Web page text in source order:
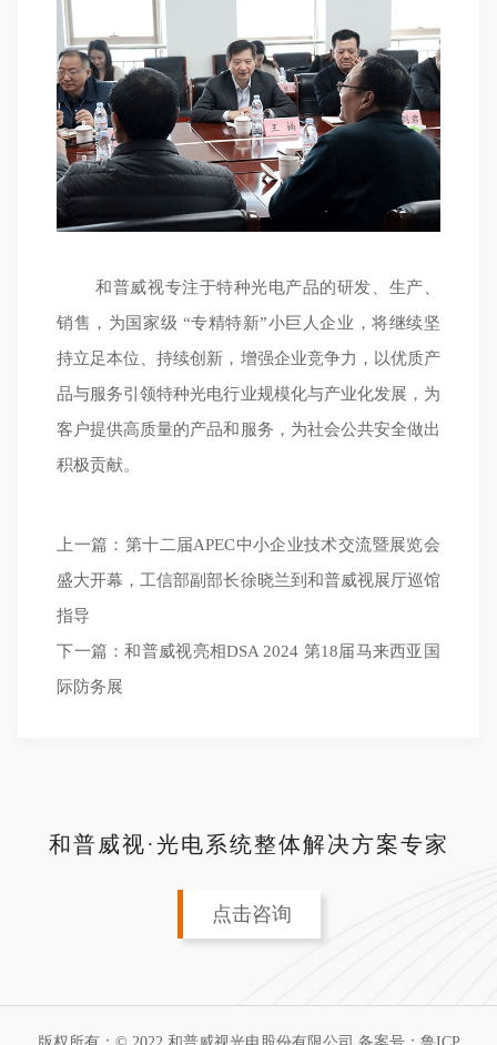
和普威视专注于特种光电产品的研发、生产、
销售，为国家级 “专精特新”小巨人企业，将继续坚
持立足本位、持续创新，增强企业竞争力，以优质产
品与服务引领特种光电行业规模化与产业化发展，为
客户提供高质量的产品和服务，为社会公共安全做出
积极贡献。
上一篇： 第十二届APEC中小企业技术交流暨展览会
盛大开幕，工信部副部长徐晓兰到和普威视展厅巡馆
指导
下一篇：和普威视亮相DSA 2024 第18届马来西亚国
际防务展
和普威视·光电系统整体解决方案专家
点击咨询